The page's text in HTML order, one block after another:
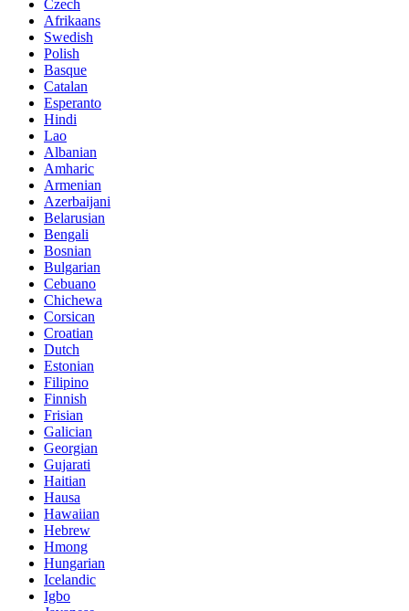
Czech
Afrikaans
Swedish
Polish
Basque
Catalan
Esperanto
Hindi
Lao
Albanian
Amharic
Armenian
Azerbaijani
Belarusian
Bengali
Bosnian
Bulgarian
Cebuano
Chichewa
Corsican
Croatian
Dutch
Estonian
Filipino
Finnish
Frisian
Galician
Georgian
Gujarati
Haitian
Hausa
Hawaiian
Hebrew
Hmong
Hungarian
Icelandic
Igbo